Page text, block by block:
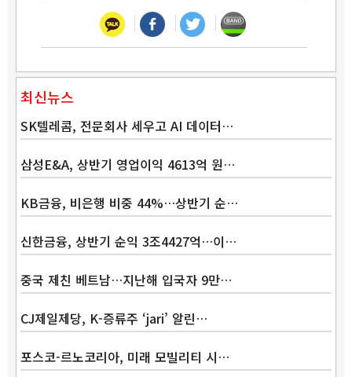
최신뉴스
SK텔레콤, 전문회사 세우고 AI 데이터…
삼성E&A, 상반기 영업이익 4613억 원…
KB금융, 비은행 비중 44%…상반기 순…
신한금융, 상반기 순익 3조4427억…이…
중국 제친 베트남…지난해 입국자 9만…
CJ제일제당, K-증류주 ‘jari’ 알린…
포스코-르노코리아, 미래 모빌리티 시…